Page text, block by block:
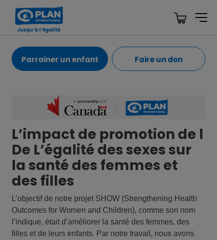
Parrainer un enfant Faire un don
L’impact de promotion de l
De L’égalité des sexes sur
la santé des femmes et
des filles
L’objectif de notre projet SHOW (Strengthening Health
Outcomes for Women and Children), comme son nom
l’indique, était d’améliorer la santé des femmes, des
filles et de leurs enfants. Par notre travail, nous avons